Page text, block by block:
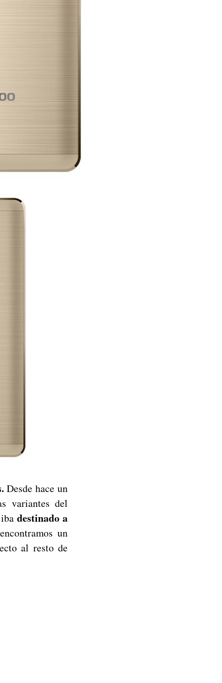
Desde hace un
variantes del
ibadestinado a
un
al resto de